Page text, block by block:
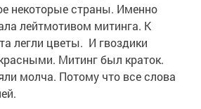
некоторые страны. Именно
лейтмотивом митинга. К
легли цветы. И гвоздики
Митинг был краток.
молча. Потому что все слова